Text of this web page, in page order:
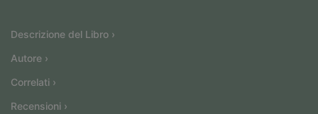
Descrizione del Libro ›
Autore ›
Correlati ›
Recensioni ›